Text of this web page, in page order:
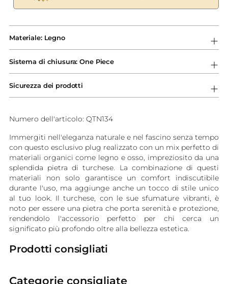
prodotto
al
carrello...
Materiale: Legno
Sistema di chiusura: One Piece
Sicurezza dei prodotti
Numero dell'articolo: QTN134
Immergiti nell'eleganza naturale e nel fascino senza tempo
con questo esclusivo plug realizzato con un mix perfetto di
materiali organici come legno e osso, impreziosito da una
splendida pietra di turchese. La combinazione di questi
materiali non solo garantisce un comfort indiscutibile
durante l'uso, ma aggiunge anche un tocco di stile unico
al tuo look. Il turchese, con le sue sfumature vibranti, è
noto per essere una pietra che porta serenità e protezione,
rendendolo l'accessorio perfetto per chi cerca un
significato più profondo oltre alla bellezza estetica.
Prodotti consigliati
Categorie consigliate